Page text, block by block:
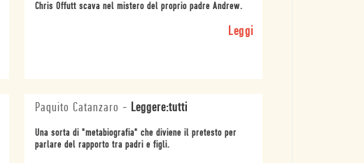
Chris Offutt scava nel mistero del proprio padre Andrew.
Leggi
Paquito Catanzaro - Leggere:tutti
Una sorta di "metabiografia" che diviene il pretesto per
parlare del rapporto tra padri e figli.